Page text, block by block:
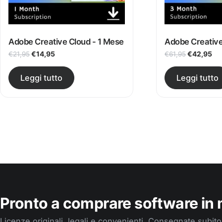
Adobe Creative Cloud - 1 Mese
€21,95Il prezzo originale era: €21,95.
€14,95Il prezzo attuale è: €14,95.
Leggi tutto
Adobe
€61,95Il prezzo
€42,95Il
Leggi tutto
Pronto a comprare software in